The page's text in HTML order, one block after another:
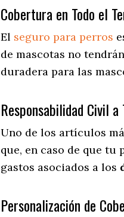
Cobertura en Todo el
El seguro para perros
de mascotas no
duradera para las
Responsabilidad Civil a
Uno de los artículos
que, en caso de que tu
gastos asociados a los
Personalización de